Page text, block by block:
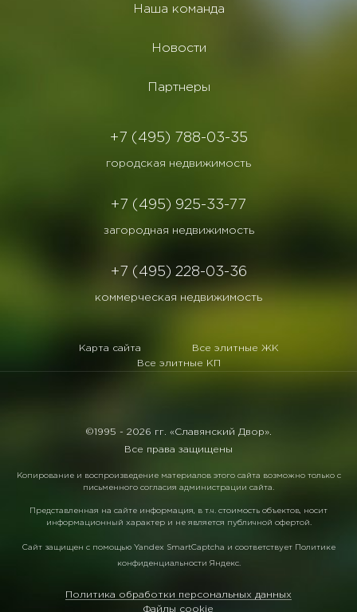
Наша команда
Новости
Партнеры
+7 (495) 788-03-35
городская недвижимость
+7 (495) 925-33-77
загородная недвижимость
+7 (495) 228-03-36
коммерческая недвижимость
Карта сайта
Все элитные ЖК
Все элитные КП
©1995 - 2026 гг. «Славянский Двор».
Все права защищены
Копирование и воспроизведение материалов этого сайта возможно только с
письменного согласия администрации сайта.
Представленная на сайте информация, в т.ч. стоимость объектов, носит
информационный характер и не является публичной офертой.
Сайт защищен с помощью Yandex SmartCaptcha и соответствует Политике
конфиденциальности Яндекс.
Политика обработки персональных данных
Файлы cookie